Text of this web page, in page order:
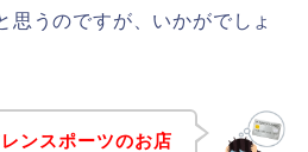
思うのですが、いかがでしょ
ンスポーツのお店